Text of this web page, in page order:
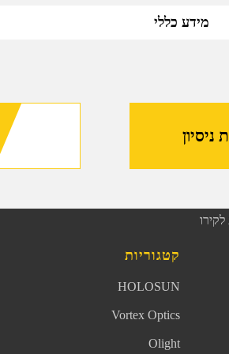
מידע כללי
קטגוריות
HOLOSUN
Vortex Optics
Olight